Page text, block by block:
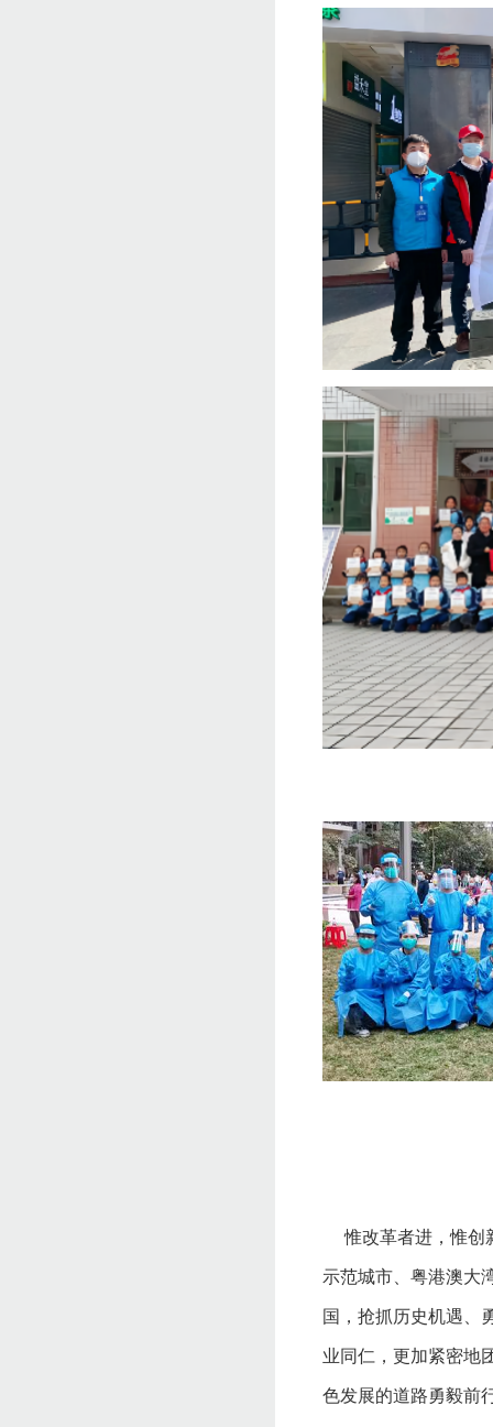
惟改革者进，惟创
示范城市、粤港澳大
国，抢抓历史机遇、
业同仁，更加紧密地
色发展的道路勇毅前